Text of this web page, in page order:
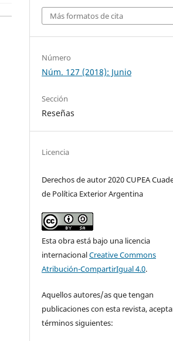
Más formatos de cita
Número
Núm. 127 (2018): Junio
Sección
Reseñas
Licencia
Derechos de autor 2020 CUPEA
de Política Exterior Argentina
Esta obra está bajo una licencia
internacionalCreative Commons
Atribución-CompartirIgual 4.0.
Aquellos autores/as que tengan
publicaciones con esta revista,
términos siguientes: